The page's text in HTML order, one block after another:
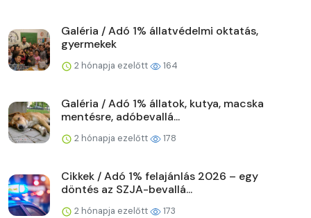
Galéria / Adó 1% állatvédelmi oktatás,
gyermekek
2 hónapja ezelőtt 164
Galéria / Adó 1% állatok, kutya, macska
mentésre, adóbevallá...
2 hónapja ezelőtt 178
Cikkek / Adó 1% felajánlás 2026 – egy
döntés az SZJA-bevallá...
2 hónapja ezelőtt 173